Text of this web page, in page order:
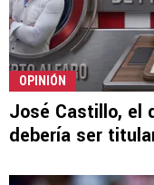
OPINIÓN
José Castillo, el
debería ser